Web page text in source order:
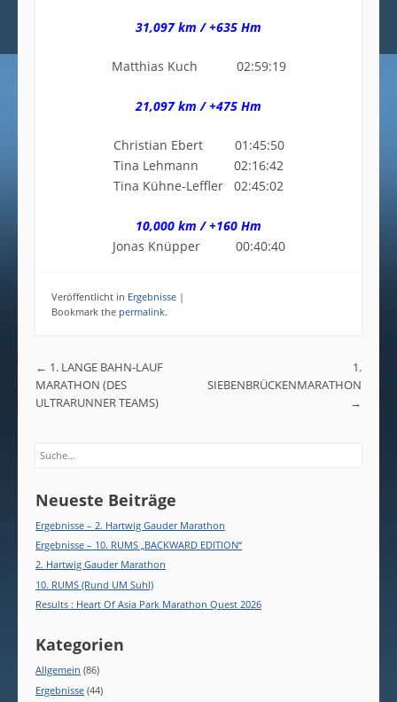
31,097 km / +635 Hm
Matthias Kuch 02:59:19
21,097 km / +475 Hm
Christian Ebert 01:45:50
Tina Lehmann 02:16:42
Tina Kühne-Leffler 02:45:02
10,000 km / +160 Hm
Jonas Knüpper 00:40:40
Veröffentlicht in Ergebnisse |
Bookmark the permalink.
Post navigation
← 1. LANGE BAHN-LAUF
MARATHON (DES
ULTRARUNNER TEAMS)
1.
SIEBENBRÜCKENMARATHON
→
Search
Neueste Beiträge
Ergebnisse – 2. Hartwig Gauder Marathon
Ergebnisse – 10. RUMS „BACKWARD EDITION“
2. Hartwig Gauder Marathon
10. RUMS (Rund UM Suhl)
Results : Heart Of Asia Park Marathon Quest 2026
Kategorien
Allgemein (86)
Ergebnisse (44)